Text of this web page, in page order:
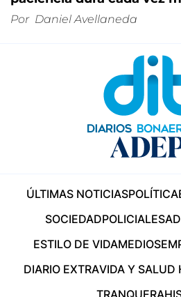
Por Daniel Avellaneda
ÚLTIMAS NOTICIASPOLÍTICA
SOCIEDADPOLICIALES
ESTILO DE VIDAMEDIOS
DIARIO EXTRAVIDA Y SALUD
TRANQUERA